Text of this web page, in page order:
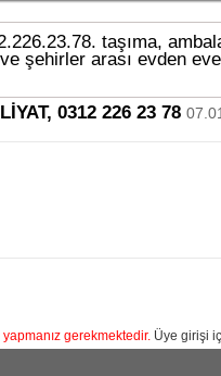
taşıma,
şehirler arası evden
0312 226 23 78
gerekmektedir. Üye girişi